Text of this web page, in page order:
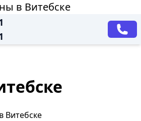
в Витебске
Витебске